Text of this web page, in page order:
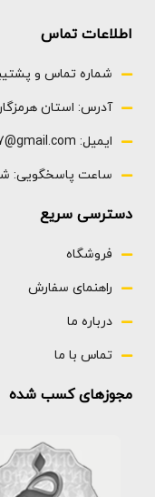
اطلاعات تماس
شماره تماس و پشتیبانی
آدرس: استان
ایمیل: amin.fathi68577@gmail.com
ساعت پاسخگویی: شنبه تا
دسترسی سریع
فروشگاه
راهنمای سفارش
درباره ما
تماس با ما
مجوزهای کسب شده